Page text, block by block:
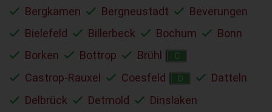
Bergkamen
Bergneustadt
Beverungen
Bielefeld
Billerbeck Bochum
Bonn
Borken
Bottrop Brühl C
Castrop-Rauxel Coesfeld D
Datteln
Delbrück
Detmold
Dinslaken